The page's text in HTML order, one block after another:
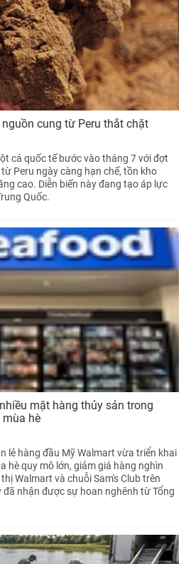
cung từ Peru thắt chặt
cá quốc tế bước vào tháng 7 với đợt
Peru ngày càng hạn chế, tồn kho
cao. Diễn biến này đang tạo áp lực
Quốc.
mặt hàng thủy sản trong
hè
lẻ hàng đầu Mỹ Walmart vừa triển khai
hè quy mô lớn, giảm giá hàng nghìn
Walmart và chuỗi Sam's Club trên
nhận được sự hoan nghênh từ Tổng